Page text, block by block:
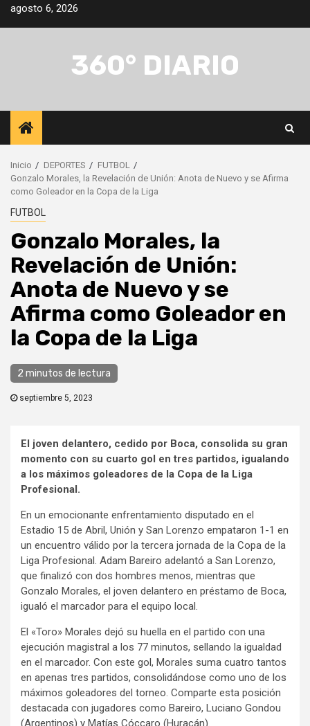
Saltar
agosto 6, 2026
360° DIARIO
Inicio DEPORTES
FUTBOL
Gonzalo Morales, la Revelación de Unión: Anota de Nuevo y se Afirma
como Goleador en la Copa de la Liga
FUTBOL
Gonzalo Morales, la
Revelación de Unión:
Anota de Nuevo y se
Afirma como Goleador en
la Copa de la Liga
2 minutos de lectura
septiembre 5, 2023
El joven delantero, cedido por Boca, consolida su gran
momento con su cuarto gol en tres partidos, igualando
a los máximos goleadores de la Copa de la Liga
Profesional.
En un emocionante enfrentamiento disputado en el
Estadio 15 de Abril, Unión y San Lorenzo empataron 1-1 en
un encuentro válido por la tercera jornada de la Copa de la
Liga Profesional. Adam Bareiro adelantó a San Lorenzo,
que finalizó con dos hombres menos, mientras que
Gonzalo Morales, el joven delantero en préstamo de Boca,
igualó el marcador para el equipo local.
El «Toro» Morales dejó su huella en el partido con una
ejecución magistral a los 77 minutos, sellando la igualdad
en el marcador. Con este gol, Morales suma cuatro tantos
en apenas tres partidos, consolidándose como uno de los
máximos goleadores del torneo. Comparte esta posición
destacada con jugadores como Bareiro, Luciano Gondou
(Argentinos) y Matías Cóccaro (Huracán).